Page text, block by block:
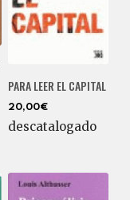
PARA LEER EL CAPITAL
20,00€
descatalogado